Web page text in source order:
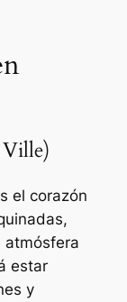
el corazón
atmósfera
estar
y